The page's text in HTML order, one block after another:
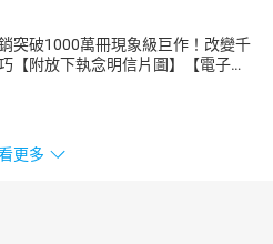
突破1000萬冊現象級巨作！改變千
【附放下執念明信片圖】【電子
更多